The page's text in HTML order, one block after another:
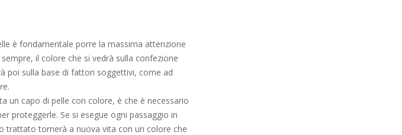
è fondamentale porre la massima attenzione
il colore che si vedrà sulla confezione
poi sulla base di fattori soggettivi, come ad
un capo di pelle con colore, è che è necessario
proteggerle. Se si esegue ogni passaggio in
trattato tornerà a nuova vita con un colore che